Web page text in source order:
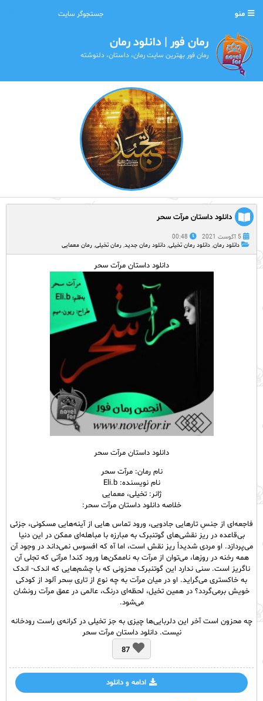
منو
رمان فور | دانلود رمان
رمان فور بهترین سایت رمان، داستان، دلنوشته
دانلود داستان مرآت سحر
5 آگوست 2021
00:48
دانلود رمان, دانلود رمان تخیلی, دانلود رمان جدید, رمان تخیلی, رمان معمایی
دانلود داستان مرآت سحر
دانلود داستان مرآت سحر
نام رمان: مرآت سحر
نام نویسنده: Eli.b
ژانر: تخیلی، معمایی
خلاصه دانلود داستان مرآت سحر:
فاجعه‌ای از جنسِ تارهایی جادویی، ورود تماس هایی از آینه‌هایی مسکونی، جزئی
بی‌قاعده در ریز نقشی‌های گوتنبرک به مبارزه با مباهله‌ای ممکن در این دنیا
می‌پردازد. او مردی شدیداً ریز نقش است، اما آه که افسوس نمی‌داند در وجود آن
همه رخنه در روزها، می‌توان از مرآت به ناممکن‌ها ورود کند! مرآتی که تجلی آن
ناگریز است. سنی ندارد این گوتنبرک محزونی که با چشم‌هایی که اندک- اندک
به خاکستری می‌گراید. او در میان مرآت به چه نوع از تاری سِحر آلود از کودکی
خویش برمی‌گردد؟ در همین تخیل، لحظه‌ای درنگ، عالمی در عمق مرآت رونشان
می‌شود.
چه محزون است آخر این دلربایی‌ها چیزی به جز تخیلی در کرانه‌ی راست رودخانه
نیست. دانلود داستان مرآت سحر
87
ادامه و دانلود